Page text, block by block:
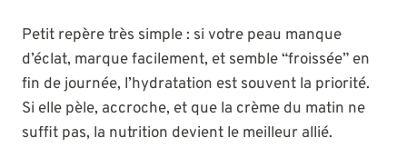
Petit repère très simple : si votre peau manque
d’éclat, marque facilement, et semble “froissée” en
fin de journée, l’hydratation est souvent la priorité.
Si elle pèle, accroche, et que la crème du matin ne
suffit pas, la nutrition devient le meilleur allié.